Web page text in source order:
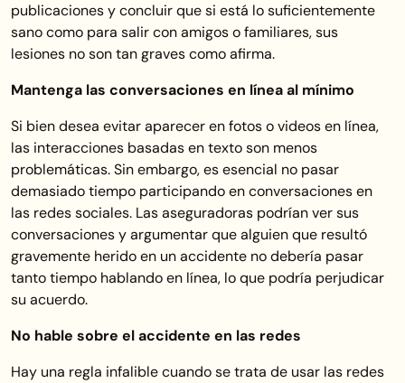
publicaciones y concluir que si está lo suficientemente
sano como para salir con amigos o familiares, sus
lesiones no son tan graves como afirma.
Mantenga las conversaciones en línea al mínimo
Si bien desea evitar aparecer en fotos o videos en línea,
las interacciones basadas en texto son menos
problemáticas. Sin embargo, es esencial no pasar
demasiado tiempo participando en conversaciones en
las redes sociales. Las aseguradoras podrían ver sus
conversaciones y argumentar que alguien que resultó
gravemente herido en un accidente no debería pasar
tanto tiempo hablando en línea, lo que podría perjudicar
su acuerdo.
No hable sobre el accidente en las redes
Hay una regla infalible cuando se trata de usar las redes